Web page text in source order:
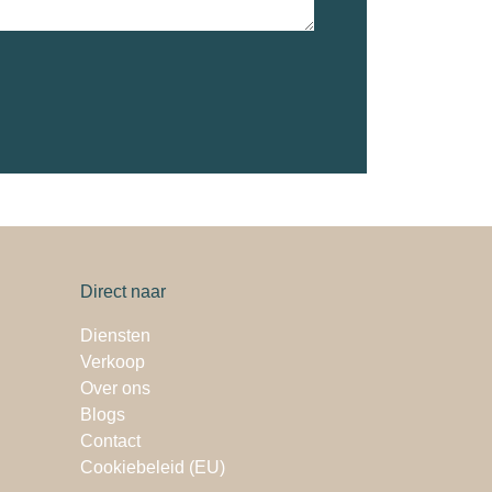
Direct naar
Diensten
Verkoop
Over ons
Blogs
Contact
Cookiebeleid (EU)